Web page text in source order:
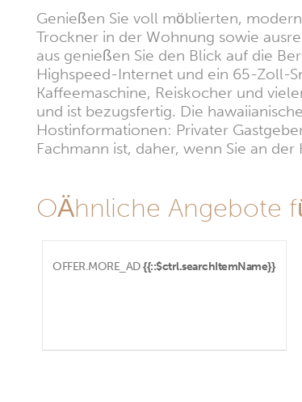
Genießen Sie voll möblierten,
Trockner in der Wohnung sowie
aus genießen Sie den Blick auf die
Highspeed-Internet und ein 65-Zoll-
Kaffeemaschine, Reiskocher und
und ist bezugsfertig. Die
Hostinformationen: Privater
Fachmann ist, daher, wenn Sie an
OÄhnliche Angebote
OFFER.MORE_AD {{::$ctrl.searchItemName}}